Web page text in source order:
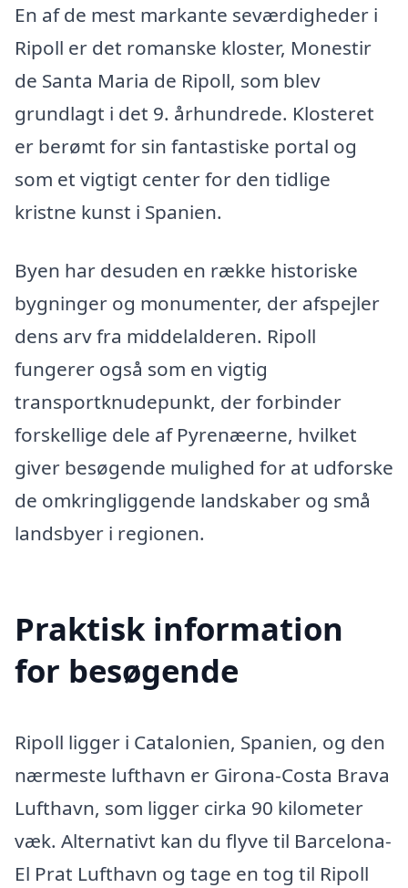
En af de mest markante seværdigheder i
Ripoll er det romanske kloster, Monestir
de Santa Maria de Ripoll, som blev
grundlagt i det 9. århundrede. Klosteret
er berømt for sin fantastiske portal og
som et vigtigt center for den tidlige
kristne kunst i Spanien.
Byen har desuden en række historiske
bygninger og monumenter, der afspejler
dens arv fra middelalderen. Ripoll
fungerer også som en vigtig
transportknudepunkt, der forbinder
forskellige dele af Pyrenæerne, hvilket
giver besøgende mulighed for at udforske
de omkringliggende landskaber og små
landsbyer i regionen.
Praktisk information
for besøgende
Ripoll ligger i Catalonien, Spanien, og den
nærmeste lufthavn er Girona-Costa Brava
Lufthavn, som ligger cirka 90 kilometer
væk. Alternativt kan du flyve til Barcelona-
El Prat Lufthavn og tage en tog til Ripoll